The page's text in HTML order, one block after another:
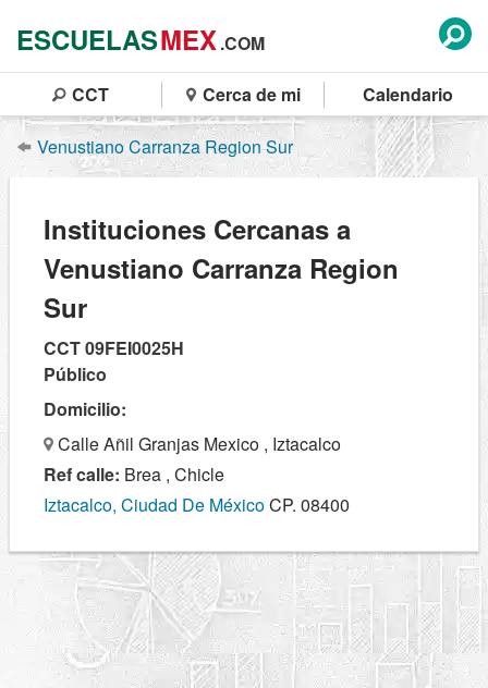
ESCUELASMEX.COM
CCT Cerca de mi Calendario
Venustiano Carranza Region Sur
Instituciones Cercanas a
Venustiano Carranza Region
Sur
CCT 09FEI0025H
Público
Domicilio:
Calle Añil Granjas Mexico , Iztacalco
Ref calle: Brea , Chicle
Iztacalco, Ciudad De MéxicoCP. 08400